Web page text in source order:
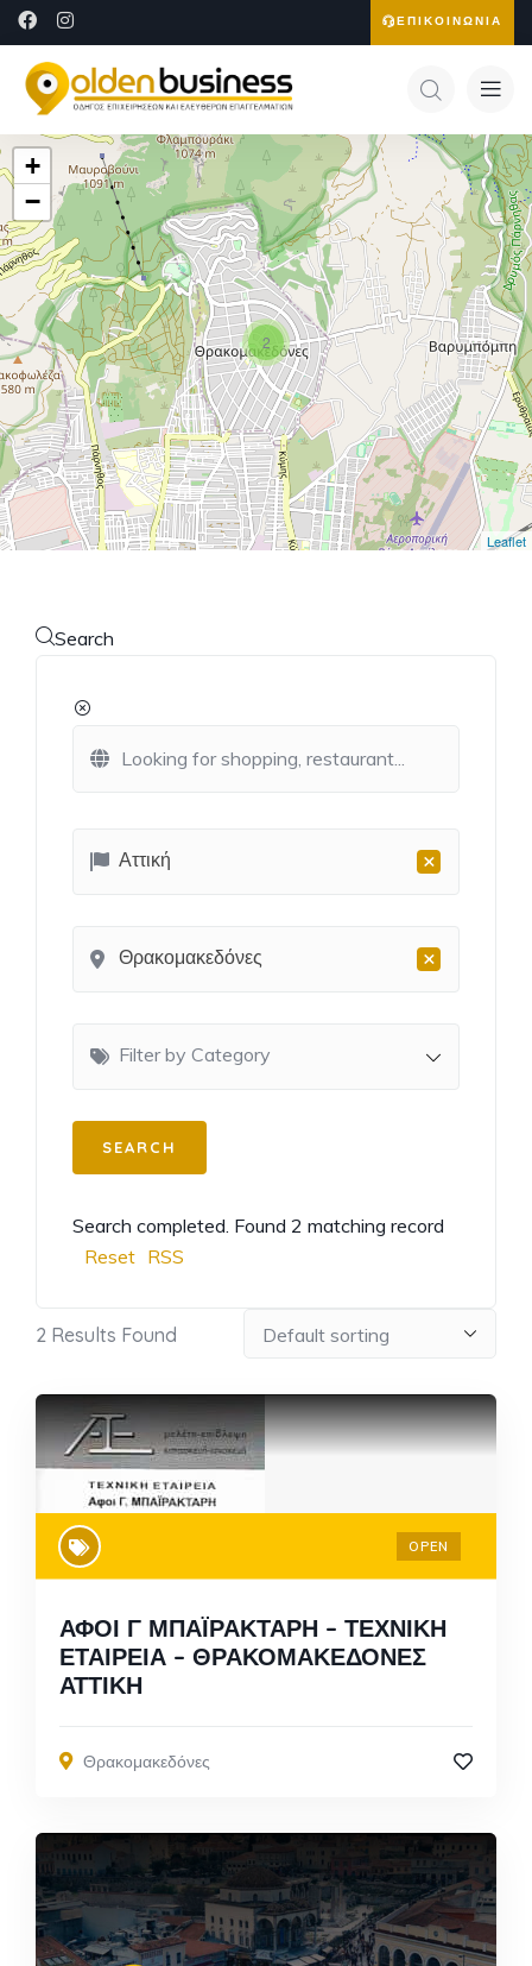
ΕΠΙΚΟΙΝΩΝΙΑ
2
+
−
Leaflet
Search
×
Αττική
×
Θρακομακεδόνες
Filter by Category
Search completed. Found 2 matching record
Reset RSS
2 Results Found
OPEN
ΑΦΟΙ Γ ΜΠΑΪΡΑΚΤΑΡΗ – ΤΕΧΝΙΚΗ
ΕΤΑΙΡΕΙΑ – ΘΡΑΚΟΜΑΚΕΔΟΝΕΣ
ΑΤΤΙΚΗ
Θρακομακεδόνες